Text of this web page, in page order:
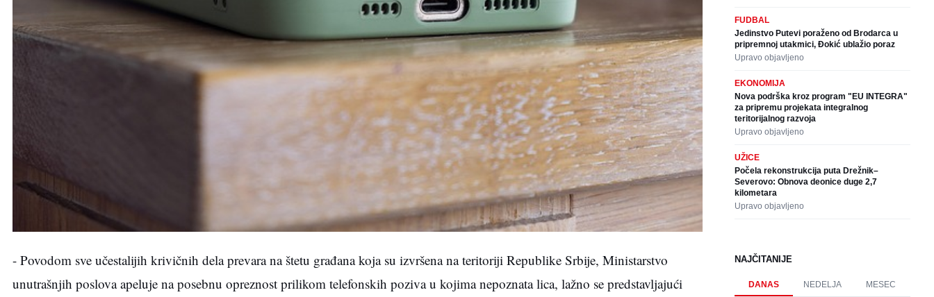
- Povodom sve učestalijih krivičnih dela prevara na štetu građana koja su izvršena na teritoriji Republike Srbije, Ministarstvo
unutrašnjih poslova apeluje na posebnu opreznost prilikom telefonskih poziva u kojima nepoznata lica, lažno se predstavljajući
FUDBAL
Jedinstvo Putevi poraženo od Brodarca u
pripremnoj utakmici, Đokić ublažio poraz
Upravo objavljeno
EKONOMIJA
Nova podrška kroz program "EU INTEGRA"
za pripremu projekata integralnog
teritorijalnog razvoja
Upravo objavljeno
UŽICE
Počela rekonstrukcija puta Drežnik–
Severovo: Obnova deonice duge 2,7
kilometara
Upravo objavljeno
NAJČITANIJE
DANAS NEDELJA MESEC